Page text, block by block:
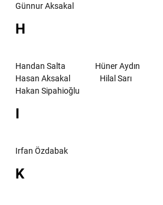
Günnur Aksakal
H
Handan Salta
Hüner Aydın
Hasan Aksakal
Hilal Sarı
Hakan Sipahioğlu
I
Irfan Özdabak
K